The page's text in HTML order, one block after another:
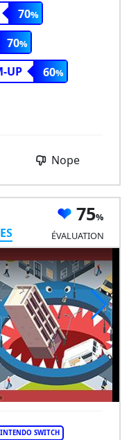
70
70
UP
60
Nope
75
ÉVALUATION
Hole io
SWITCH